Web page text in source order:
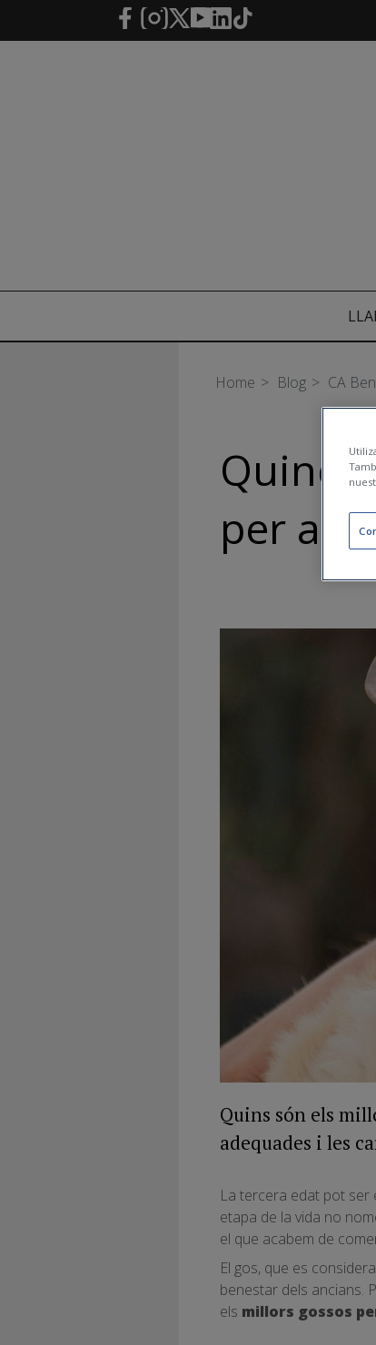
Salta al contingut principal
Home Blog CA
Quines
per a
Quins són els
adequades i les
La tercera edat pot ser
etapa de la vida no
el que acabem de
El gos, que es
benestar dels ancians.
els millors gossos